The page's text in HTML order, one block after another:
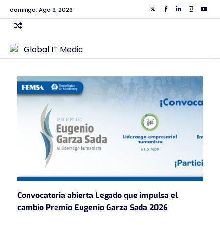
Skip
to
content
domingo, Ago 9, 2026 TwiiterFacebook
Linkedin
Convocatoria abierta Legado que impulsa el
cambio Premio Eugenio Garza Sada 2026